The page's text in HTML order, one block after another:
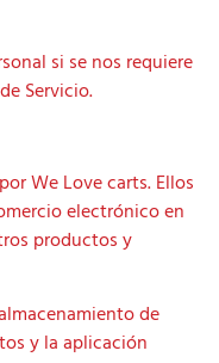
si se nos requiere
Servicio.
We Love carts. Ellos
electrónico en
productos y
de
y la aplicación